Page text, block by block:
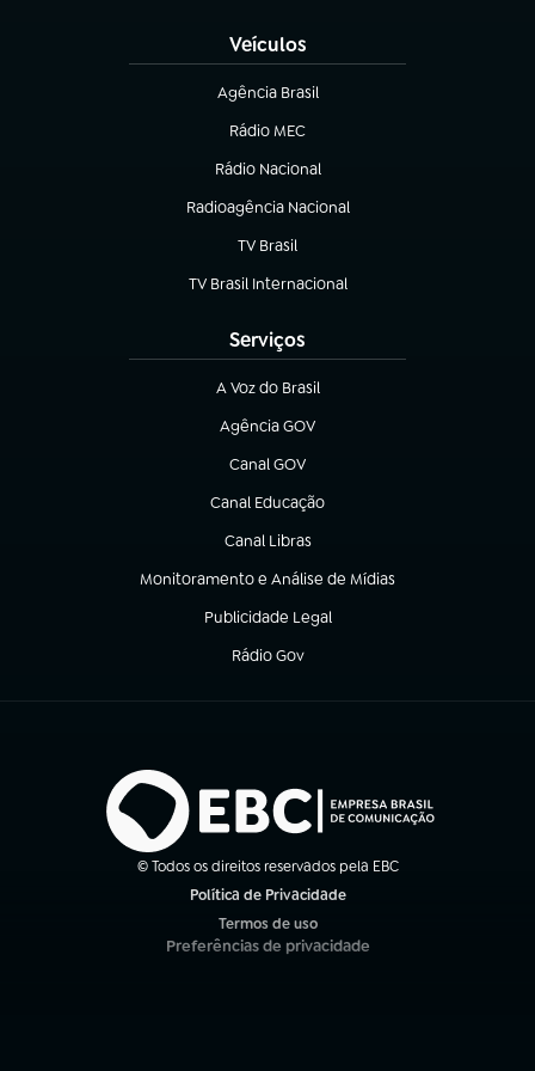
Veículos
Agência Brasil
(abre em nova aba)
Rádio MEC
(abre em nova aba)
Rádio Nacional
Radioagência Nacional
(abre em nova aba)
TV Brasil
(abre em nova aba)
TV Brasil Internacional
(abre em nova aba)
Serviços
A Voz do Brasil
(abre em nova aba)
Agência GOV
(abre em nova aba)
Canal GOV
(abre em nova aba)
Canal Educação
(abre em nova aba)
Canal Libras
(abre em nova aba)
Monitoramento e Análise de Mídias
(abre em nova aba)
Publicidade Legal
(abre em nova aba)
Rádio Gov
(abre em nova aba)
© Todos os direitos reservados pela EBC
Política de Privacidade
Termos de uso
(abre em nova aba)
Preferências de privacidade